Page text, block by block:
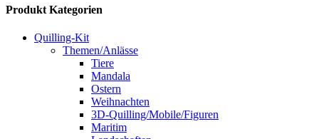
Produkt Kategorien
Quilling-Kit
Themen/Anlässe
Tiere
Mandala
Ostern
Weihnachten
3D-Quilling/Mobile/Figuren
Maritim